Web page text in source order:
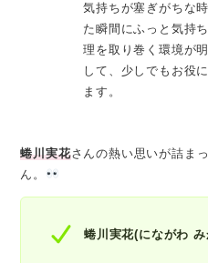
気持ちが塞ぎがちな
た瞬間にふっと気持
理を取り巻く環境が
して、少しでもお役
ます。
蜷川実花さんの熱い思いが詰ま
ん。
蜷川実花(にながわ み